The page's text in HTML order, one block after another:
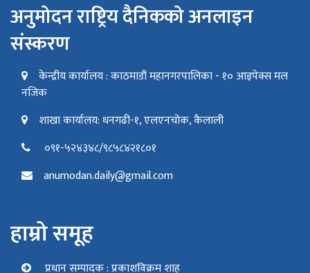
अनुमोदन राष्ट्रिय दैनिकको अनलाइन
संस्करण
केन्द्रीय कार्यालय : काठमाडौं महानगरपालिका - १० आइपेक्स मल
नजिक
शाखा कार्यालय: धनगढी-१, एलएनचोक, कैलाली
०९१-५२४३४८/९८५८४२१८०१
anumodan.daily@gmail.com
हाम्रो समूह
प्रधान सम्पादक : प्रकाशविक्रम शाह